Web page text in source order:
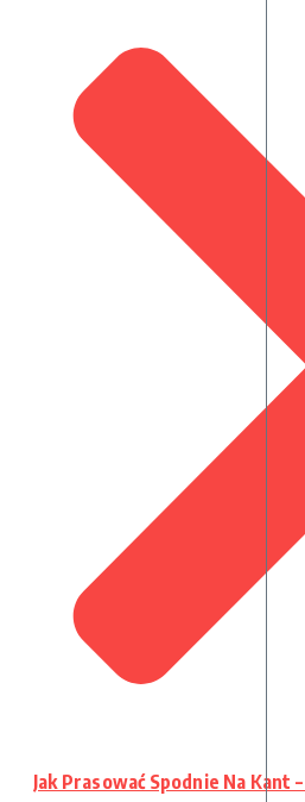
Jak Prasować Spodnie Na Kant